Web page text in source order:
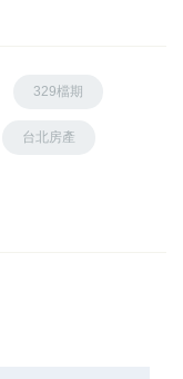
329檔期
台北房產